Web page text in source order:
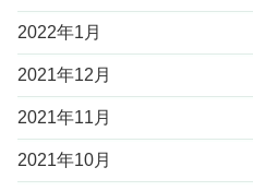
2022年1月
2021年12月
2021年11月
2021年10月